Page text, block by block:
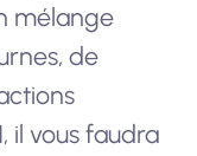
mélange
de
, il vous faudra